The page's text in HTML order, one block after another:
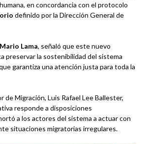
en concordancia con el protocolo
definido por la Dirección General de
Mario Lama, señaló que este nuevo
preservar la sostenibilidad del sistema
garantiza una atención justa para toda la
de Migración, Luis Rafael Lee Ballester,
responde a disposiciones
a los actores del sistema a actuar con
situaciones migratorias irregulares.